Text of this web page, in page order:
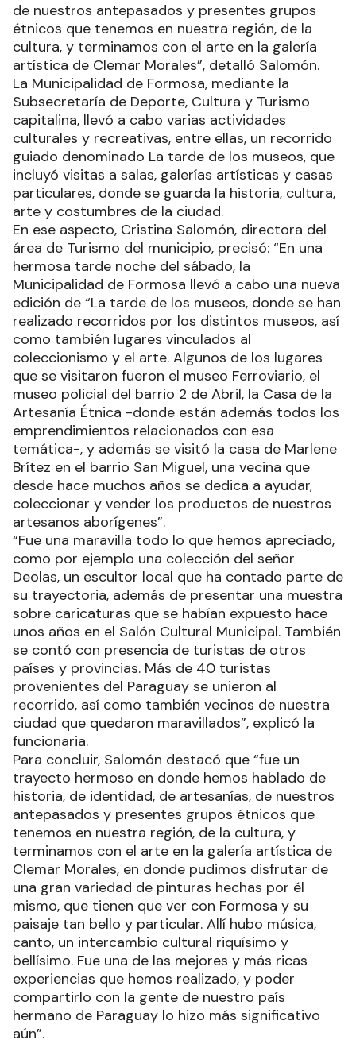
de nuestros antepasados y presentes grupos
étnicos que tenemos en nuestra región, de la
cultura, y terminamos con el arte en la galería
artística de Clemar Morales”, detalló Salomón.
La Municipalidad de Formosa, mediante la
Subsecretaría de Deporte, Cultura y Turismo
capitalina, llevó a cabo varias actividades
culturales y recreativas, entre ellas, un recorrido
guiado denominado La tarde de los museos, que
incluyó visitas a salas, galerías artísticas y casas
particulares, donde se guarda la historia, cultura,
arte y costumbres de la ciudad.
En ese aspecto, Cristina Salomón, directora del
área de Turismo del municipio, precisó: “En una
hermosa tarde noche del sábado, la
Municipalidad de Formosa llevó a cabo una nueva
edición de “La tarde de los museos, donde se han
realizado recorridos por los distintos museos, así
como también lugares vinculados al
coleccionismo y el arte. Algunos de los lugares
que se visitaron fueron el museo Ferroviario, el
museo policial del barrio 2 de Abril, la Casa de la
Artesanía Étnica -donde están además todos los
emprendimientos relacionados con esa
temática-, y además se visitó la casa de Marlene
Brítez en el barrio San Miguel, una vecina que
desde hace muchos años se dedica a ayudar,
coleccionar y vender los productos de nuestros
artesanos aborígenes”.
“Fue una maravilla todo lo que hemos apreciado,
como por ejemplo una colección del señor
Deolas, un escultor local que ha contado parte de
su trayectoria, además de presentar una muestra
sobre caricaturas que se habían expuesto hace
unos años en el Salón Cultural Municipal. También
se contó con presencia de turistas de otros
países y provincias. Más de 40 turistas
provenientes del Paraguay se unieron al
recorrido, así como también vecinos de nuestra
ciudad que quedaron maravillados”, explicó la
funcionaria.
Para concluir, Salomón destacó que “fue un
trayecto hermoso en donde hemos hablado de
historia, de identidad, de artesanías, de nuestros
antepasados y presentes grupos étnicos que
tenemos en nuestra región, de la cultura, y
terminamos con el arte en la galería artística de
Clemar Morales, en donde pudimos disfrutar de
una gran variedad de pinturas hechas por él
mismo, que tienen que ver con Formosa y su
paisaje tan bello y particular. Allí hubo música,
canto, un intercambio cultural riquísimo y
bellísimo. Fue una de las mejores y más ricas
experiencias que hemos realizado, y poder
compartirlo con la gente de nuestro país
hermano de Paraguay lo hizo más significativo
aún”.